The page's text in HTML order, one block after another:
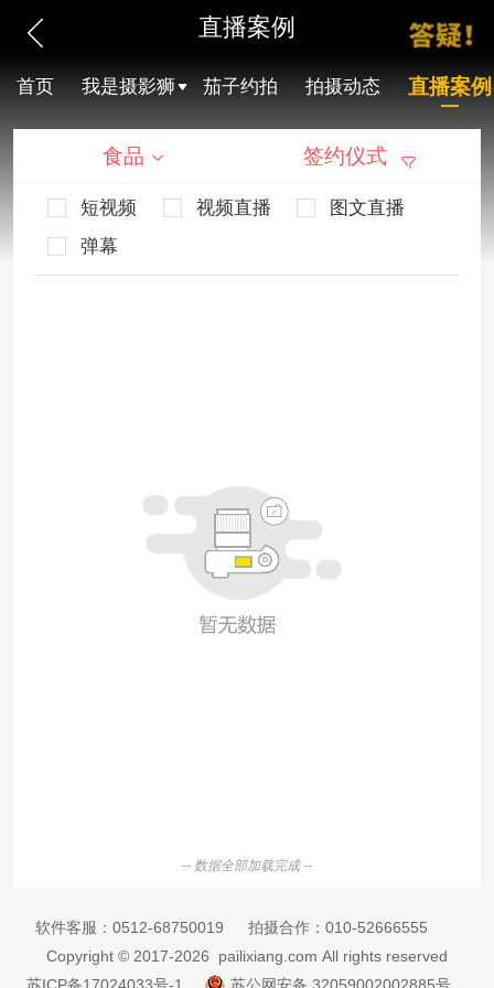
直播案例
首页 我是摄影狮 茄子约拍 拍摄动态 直播案例
食品 签约仪式
短视频 视频直播
图文直播
弹幕
-- 数据全部加载完成 --
软件客服： 0512-68750019 拍摄合作： 010-52666555
Copyright © 2017-2026 pailixiang.com All rights reserved
苏ICP备17024033号-1
苏公网安备 32059002002885号